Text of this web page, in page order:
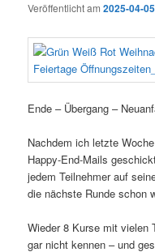
Veröffentlicht am2025-04-
Ende – Übergang –
Nachdem ich letzte
Happy-End-Mails
jedem Teilnehmer auf
die nächste Runde schon
Wieder 8 Kurse mit vielen
gar nicht kennen – und